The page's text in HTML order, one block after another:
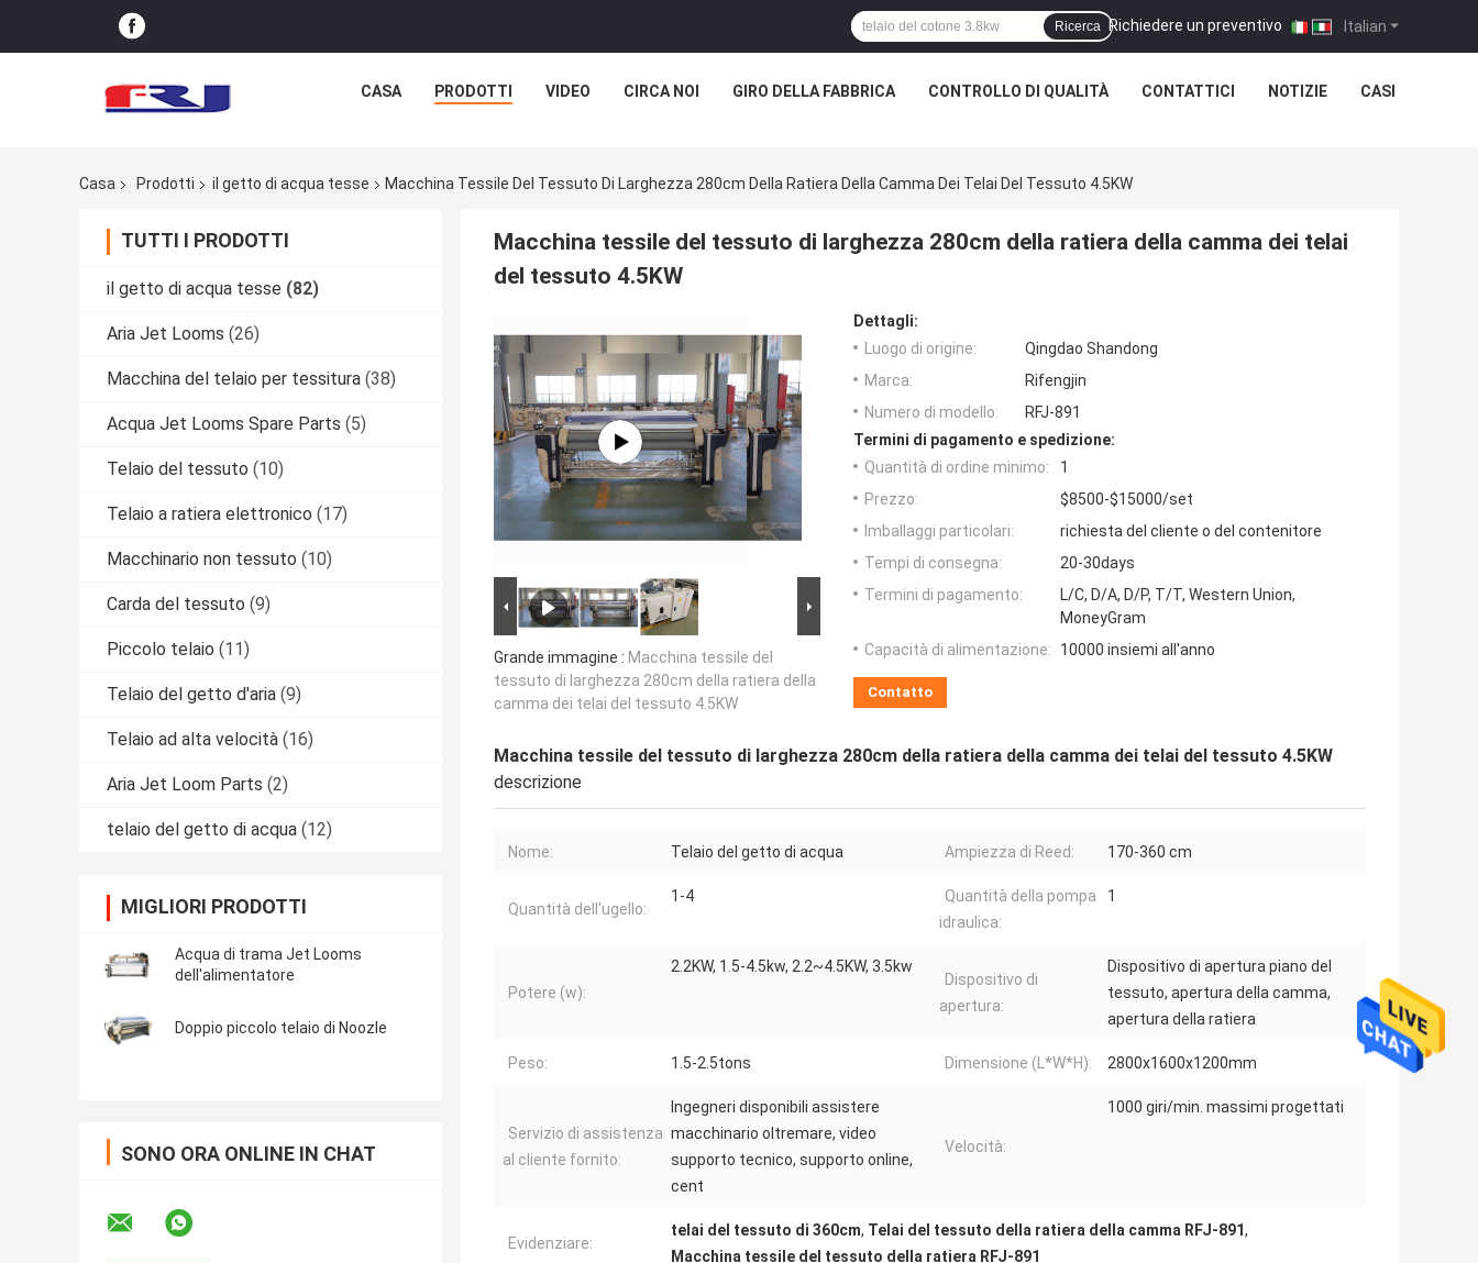
Italian
Richiedere un preventivo |
Ricerca
CASA PRODOTTI VIDEO CIRCA NOI GIRO DELLA FABBRICA CONTROLLO DI QUALITÀ CONTATTICI NOTIZIE CASI
Casa Prodotti il getto di acqua tesse Macchina Tessile Del Tessuto Di Larghezza 280cm Della Ratiera Della Camma Dei Telai Del Tessuto 4.5KW
TUTTI I PRODOTTI
il getto di acqua tesse (82)
Aria Jet Looms (26)
Macchina del telaio per tessitura (38)
Acqua Jet Looms Spare Parts (5)
Telaio del tessuto (10)
Telaio a ratiera elettronico (17)
Macchinario non tessuto (10)
Carda del tessuto (9)
Piccolo telaio (11)
Telaio del getto d'aria (9)
Telaio ad alta velocità (16)
Aria Jet Loom Parts (2)
telaio del getto di acqua (12)
MIGLIORI PRODOTTI
Acqua di trama Jet Looms
dell'alimentatore
Doppio piccolo telaio di Noozle
SONO ORA ONLINE IN CHAT
Macchina tessile del tessuto di larghezza 280cm della ratiera della camma dei telai
del tessuto 4.5KW
Grande immagine : Macchina tessile del
tessuto di larghezza 280cm della ratiera della
camma dei telai del tessuto 4.5KW
Dettagli:
Luogo di origine:
Qingdao Shandong
Marca:
Rifengjin
Numero di modello:
RFJ-891
Termini di pagamento e spedizione:
Quantità di ordine minimo:
1
Prezzo:
$8500-$15000/set
Imballaggi particolari:
richiesta del cliente o del contenitore
Tempi di consegna:
20-30days
Termini di pagamento:
L/C, D/A, D/P, T/T, Western Union,
MoneyGram
Capacità di alimentazione:
10000 insiemi all'anno
Contatto
Macchina tessile del tessuto di larghezza 280cm della ratiera della camma dei telai del tessuto 4.5KW
descrizione
Nome: Telaio del getto di acqua Ampiezza di Reed: 170-360 cm
Quantità dell'ugello:
1-4
Quantità della pompa
idraulica:
1
Potere (w):
2.2KW, 1.5-4.5kw, 2.2~4.5KW, 3.5kw
Dispositivo di
apertura:
Dispositivo di apertura piano del
tessuto, apertura della camma,
apertura della ratiera
Peso: 1.5-2.5tons Dimensione (L*W*H): 2800x1600x1200mm
Servizio di assistenza
al cliente fornito:
Ingegneri disponibili assistere
macchinario oltremare, video
supporto tecnico, supporto online,
cent
Velocità:
1000 giri/min. massimi progettati
Evidenziare:
telai del tessuto di 360cm, Telai del tessuto della ratiera della camma RFJ-891,
Macchina tessile del tessuto della ratiera RFJ-891